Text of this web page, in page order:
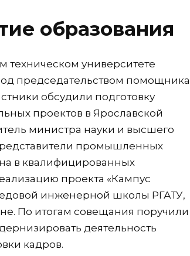
образования
техническом университете
председательством помощника
обсудили подготовку
проектов в Ярославской
министра науки и высшего
промышленных
в квалифицированных
проекта «Кампус
инженерной школы РГАТУ,
По итогам совещания поручили
деятельность
кадров.